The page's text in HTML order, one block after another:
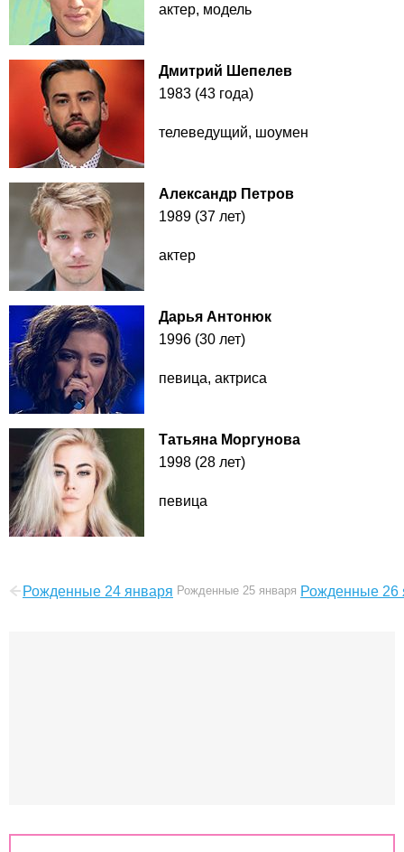
актер, модель
Дмитрий Шепелев
1983 (43 года)
телеведущий, шоумен
Александр Петров
1989 (37 лет)
актер
Дарья Антонюк
1996 (30 лет)
певица, актриса
Татьяна Моргунова
1998 (28 лет)
певица
Рожденные 24 января Рожденные 25 января Рожденные 26